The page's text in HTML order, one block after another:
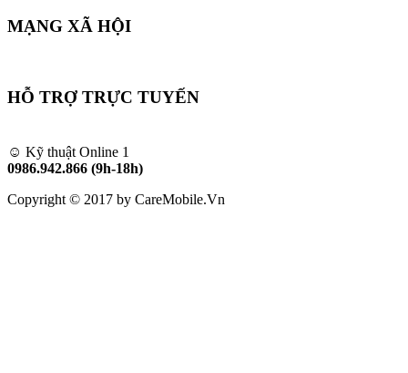
MẠNG XÃ HỘI
HỖ TRỢ TRỰC TUYẾN
☺ Kỹ thuật Online 1
0986.942.866 (9h-18h)
Copyright © 2017 by CareMobile.Vn